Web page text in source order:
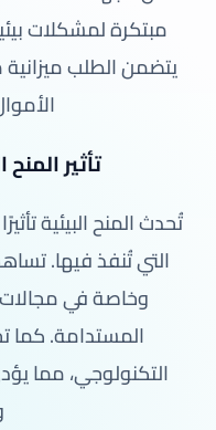
مبتكرة لمشكلات
يتضمن الطلب
تأثير
تُحدث المنح البيئية
التي تُنفذ فيها.
وخاصة في مجالات
المستدامة. كما
التكنولوجي، مما